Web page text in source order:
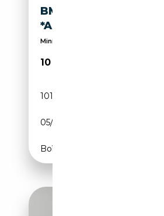
BMW 118 118I 3DRS
Minimum 12m Europese GOLD
10 300€
101 742 km
05/2016
Boîte manuelle